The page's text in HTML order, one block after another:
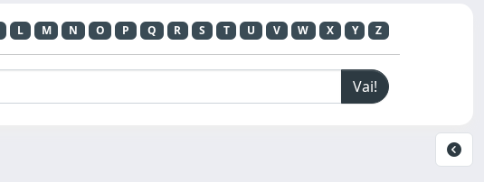
L M N O P Q R S T U V W X Y Z